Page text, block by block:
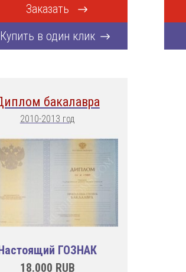
Заказать
Купить в один клик
бакалавра
2010-2013 год
Настоящий ГОЗНАК
18.000 RUB